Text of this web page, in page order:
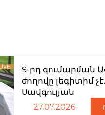
9-րդ գումարման
ժողովը լեգիտիմ
Սավգուլյան
27.07.2026